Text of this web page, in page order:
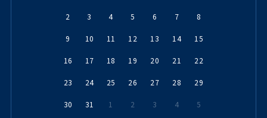
2 3 4 5 6 7 8
9 10 11 12 13 14 15
16 17 18 19 20 21 22
23 24 25 26 27 28 29
30 31 1 2 3 4 5